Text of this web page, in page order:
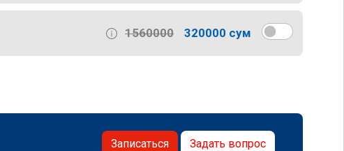
1560000 320000 сум
Записаться Задать вопрос